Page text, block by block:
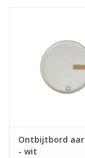
Ontbijtbord
- wit